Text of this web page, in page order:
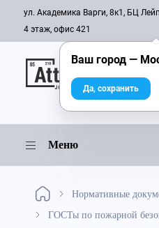
ул. Академика Варги, 8к1, БЦ
4 этаж, офис 421
Онлайн-журнал
Меню
Нормативные
ГОСТы по пожарной
Ваш город —
Да, сохранить